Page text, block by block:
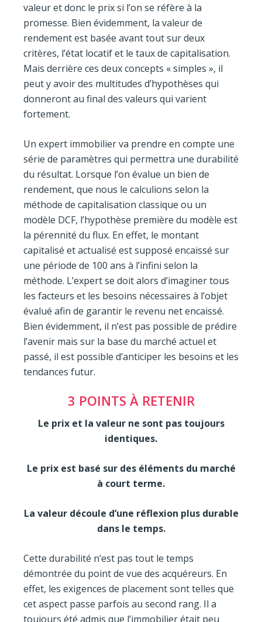
valeur et donc le prix si l’on se réfère à la
promesse. Bien évidemment, la valeur de
rendement est basée avant tout sur deux
critères, l’état locatif et le taux de capitalisation.
Mais derrière ces deux concepts « simples », il
peut y avoir des multitudes d’hypothèses qui
donneront au final des valeurs qui varient
fortement.
Un expert immobilier va prendre en compte une
série de paramètres qui permettra une durabilité
du résultat. Lorsque l’on évalue un bien de
rendement, que nous le calculions selon la
méthode de capitalisation classique ou un
modèle DCF, l’hypothèse première du modèle est
la pérennité du flux. En effet, le montant
capitalisé et actualisé est supposé encaissé sur
une période de 100 ans à l’infini selon la
méthode. L’expert se doit alors d’imaginer tous
les facteurs et les besoins nécessaires à l’objet
évalué afin de garantir le revenu net encaissé.
Bien évidemment, il n’est pas possible de prédire
l’avenir mais sur la base du marché actuel et
passé, il est possible d’anticiper les besoins et les
tendances futur.
3 POINTS À RETENIR
Le prix et la valeur ne sont pas toujours
identiques.
Le prix est basé sur des éléments du marché
à court terme.
La valeur découle d’une réflexion plus durable
dans le temps.
Cette durabilité n’est pas tout le temps
démontrée du point de vue des acquéreurs. En
effet, les exigences de placement sont telles que
cet aspect passe parfois au second rang. Il a
toujours été admis que l’immobilier était peu